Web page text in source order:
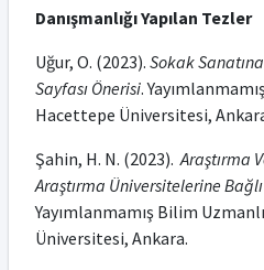
Danışmanlığı Yapılan Tezler
Uğur, O. (2023). Sokak
Sayfası Önerisi.
Hacettepe Üniversitesi,
Şahin, H. N. (2023).Araştırma
Araştırma Üniversitelerine
Yayımlanmamış Bilim
Üniversitesi, Ankara.